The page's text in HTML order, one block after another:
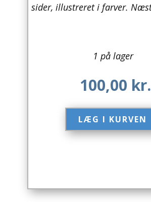
Arkitektur
Børnebøger
Design
sider, illustreret i farver.
1 på lager
100,00 kr.
LÆG I KURVEN​